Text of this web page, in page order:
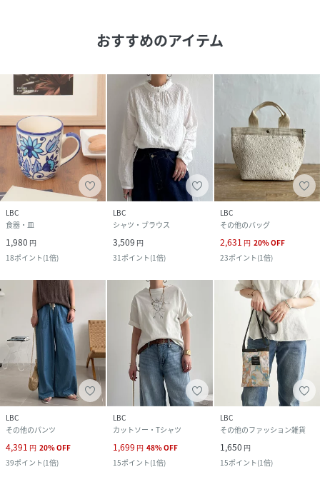
おすすめのアイテム
LBC
食器・皿
1,980 円
18ポイント(1倍)
LBC
シャツ・ブラウス
3,509 円
31 ポイント(1倍)
LBC
その他のバッグ
2,631 円 20%OFF
23ポイント(1倍)
LBC
その他のパンツ
4,391 円 20%OFF
39ポイント(1倍)
LBC
カットソー・Tシャツ
1,699 円 48%OFF
15ポイント(1倍)
LBC
その他のファッション雑貨
1,650 円
15ポイント(1倍)